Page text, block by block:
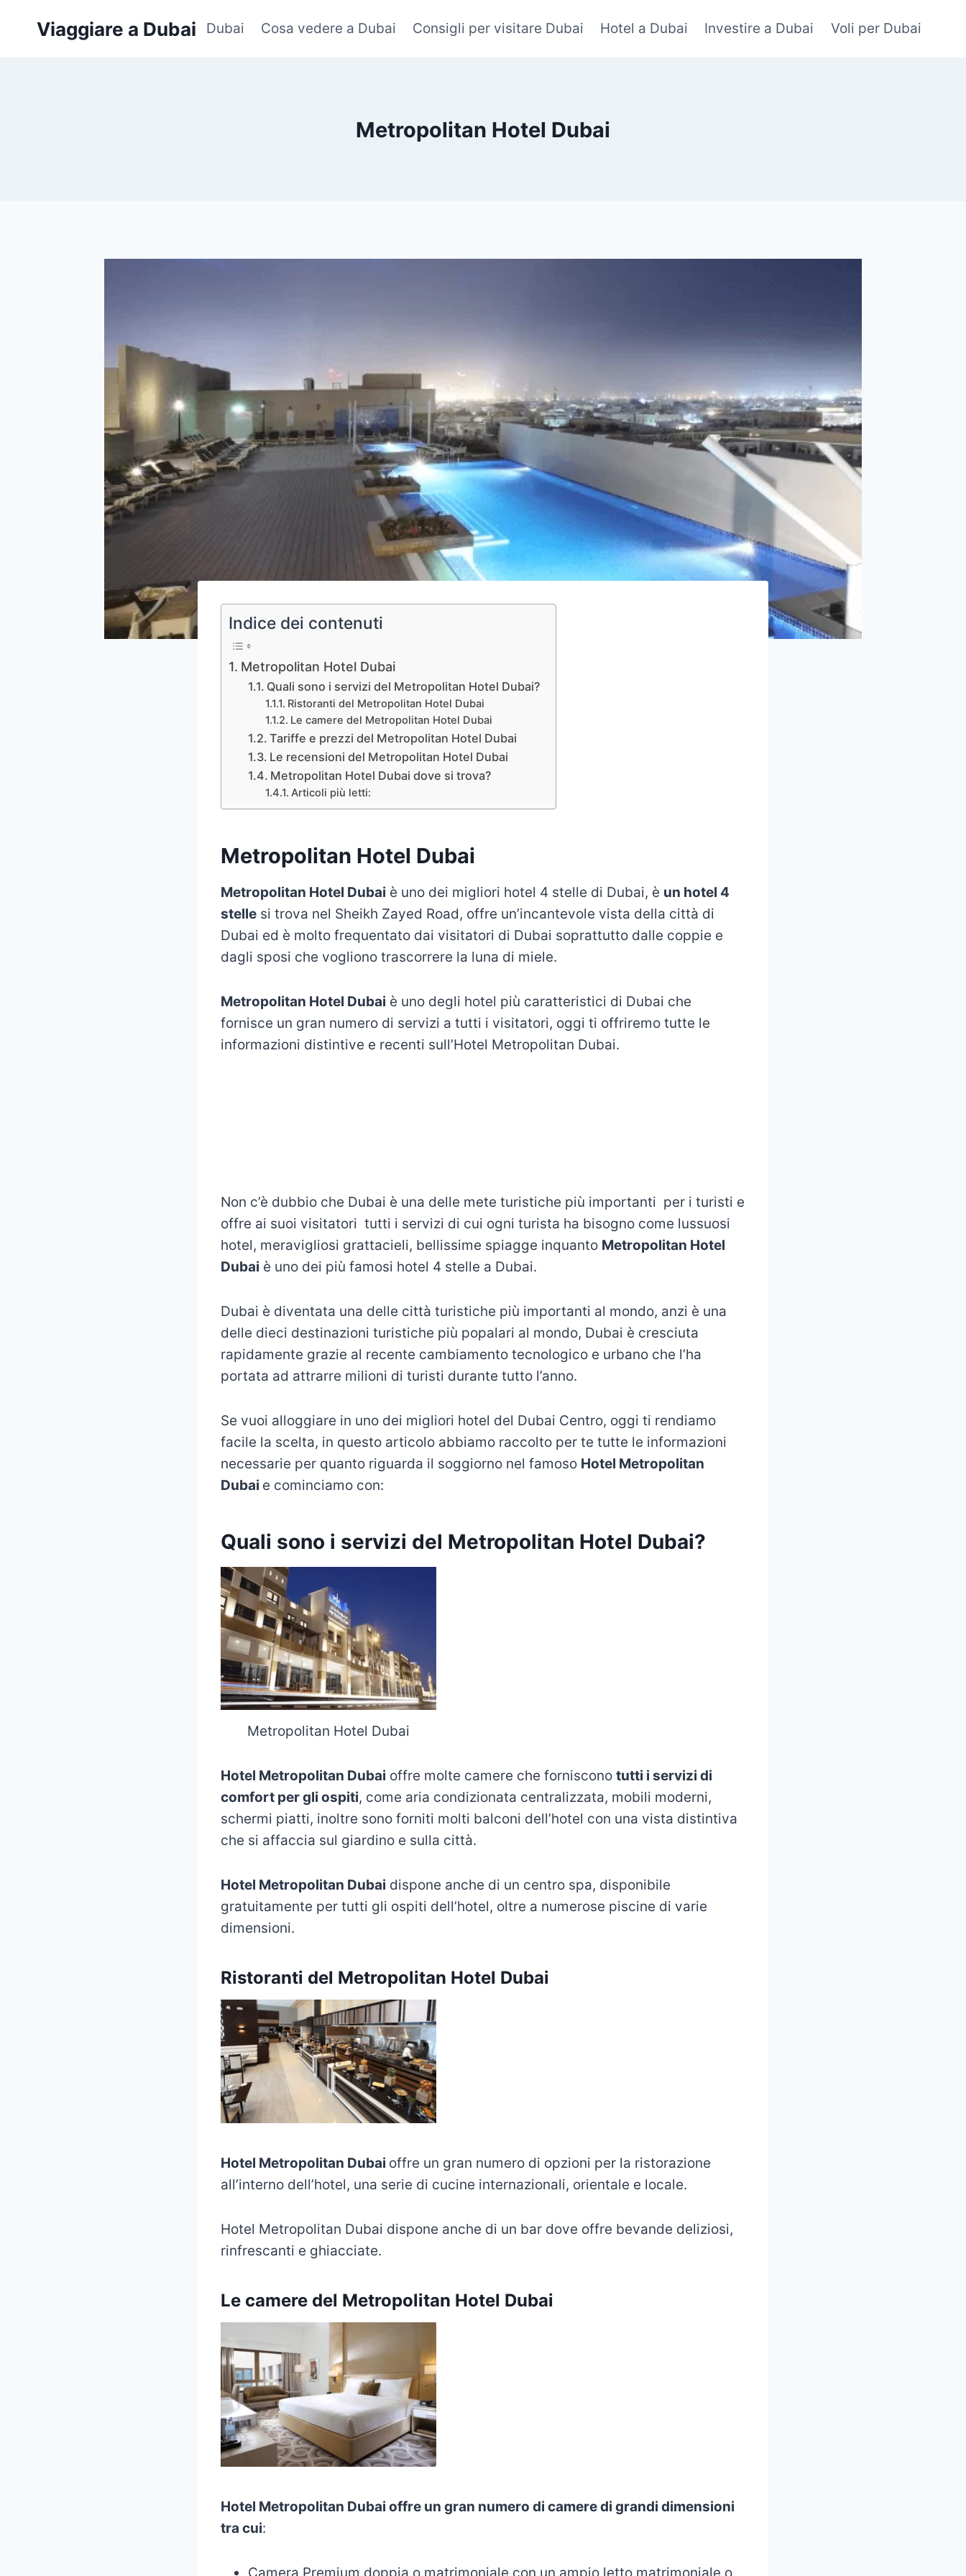
Viaggiare a Dubai Dubai Cosa vedere a Dubai Consigli per visitare Dubai Hotel a Dubai Investire a Dubai Voli per Dubai
Metropolitan Hotel Dubai
Indice dei contenuti
Metropolitan Hotel Dubai
Quali sono i servizi del Metropolitan Hotel Dubai?
Ristoranti del Metropolitan Hotel Dubai
Le camere del Metropolitan Hotel Dubai
Tariffe e prezzi del Metropolitan Hotel Dubai
Le recensioni del Metropolitan Hotel Dubai
Metropolitan Hotel Dubai dove si trova?
Articoli più letti:
Metropolitan Hotel Dubai
Metropolitan Hotel Dubai è uno dei migliori hotel 4 stelle di Dubai, è un hotel 4
stelle si trova nel Sheikh Zayed Road, offre un’incantevole vista della città di
Dubai ed è molto frequentato dai visitatori di Dubai soprattutto dalle coppie e
dagli sposi che vogliono trascorrere la luna di miele.
Metropolitan Hotel Dubai è uno degli hotel più caratteristici di Dubai che
fornisce un gran numero di servizi a tutti i visitatori, oggi ti offriremo tutte le
informazioni distintive e recenti sull’Hotel Metropolitan Dubai.
Non c’è dubbio che Dubai è una delle mete turistiche più importanti per i turisti e
offre ai suoi visitatori tutti i servizi di cui ogni turista ha bisogno come lussuosi
hotel, meravigliosi grattacieli, bellissime spiagge inquanto Metropolitan Hotel
Dubai è uno dei più famosi hotel 4 stelle a Dubai.
Dubai è diventata una delle città turistiche più importanti al mondo, anzi è una
delle dieci destinazioni turistiche più popalari al mondo, Dubai è cresciuta
rapidamente grazie al recente cambiamento tecnologico e urbano che l’ha
portata ad attrarre milioni di turisti durante tutto l’anno.
Se vuoi alloggiare in uno dei migliori hotel del Dubai Centro, oggi ti rendiamo
facile la scelta, in questo articolo abbiamo raccolto per te tutte le informazioni
necessarie per quanto riguarda il soggiorno nel famoso Hotel Metropolitan
Dubai e cominciamo con:
Quali sono i servizi del Metropolitan Hotel Dubai?
Metropolitan Hotel Dubai
Hotel Metropolitan Dubai offre molte camere che forniscono tutti i servizi di
comfort per gli ospiti, come aria condizionata centralizzata, mobili moderni,
schermi piatti, inoltre sono forniti molti balconi dell’hotel con una vista distintiva
che si affaccia sul giardino e sulla città.
Hotel Metropolitan Dubai dispone anche di un centro spa, disponibile
gratuitamente per tutti gli ospiti dell’hotel, oltre a numerose piscine di varie
dimensioni.
Ristoranti del Metropolitan Hotel Dubai
Hotel Metropolitan Dubai offre un gran numero di opzioni per la ristorazione
all’interno dell’hotel, una serie di cucine internazionali, orientale e locale.
Hotel Metropolitan Dubai dispone anche di un bar dove offre bevande deliziosi,
rinfrescanti e ghiacciate.
Le camere del Metropolitan Hotel Dubai
Hotel Metropolitan Dubai offre un gran numero di camere di grandi dimensioni
tra cui: